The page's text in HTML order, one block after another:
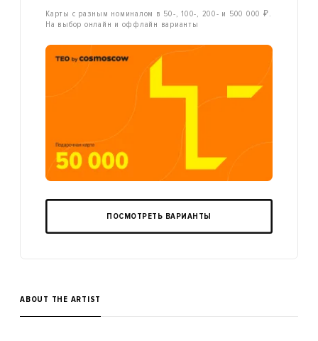
Карты с разным номиналом в 50-, 100-, 200- и 500 000 ₽.
На выбор онлайн и оффлайн варианты
ПОСМОТРЕТЬ ВАРИАНТЫ
ABOUT THE ARTIST